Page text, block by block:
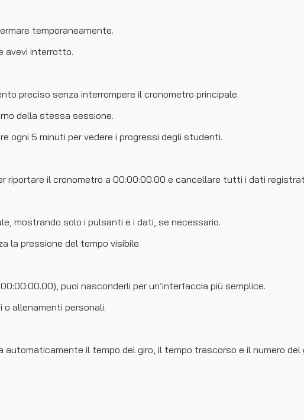
temporaneamente.
avevi interrotto.
preciso senza interrompere il cronometro principale.
della stessa sessione.
ogni 5 minuti per vedere i progressi degli studenti.
riportare il cronometro a 00:00:00.00 e cancellare tutti i dati
mostrando solo i pulsanti e i dati, se necessario.
la pressione del tempo visibile.
puoi nasconderli per un’interfaccia più semplice.
allenamenti personali.
automaticamente il tempo del giro, il tempo trascorso e il numero del